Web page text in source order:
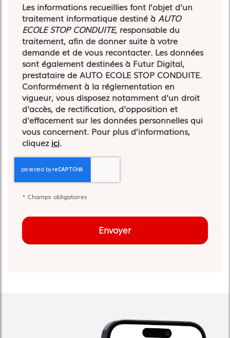
Les informations recueillies font l’objet d’un
traitement informatique destiné à AUTO
ECOLE STOP CONDUITE, responsable du
traitement, afin de donner suite à votre
demande et de vous recontacter. Les données
sont également destinées à Futur Digital,
prestataire de AUTO ECOLE STOP CONDUITE.
Conformément à la réglementation en
vigueur, vous disposez notamment d'un droit
d'accès, de rectification, d'opposition et
d'effacement sur les données personnelles qui
vous concernent. Pour plus d’informations,
cliquez ici.
* Champs obligatoires